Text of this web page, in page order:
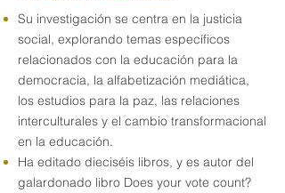
Su investigación se centra en la justicia
social, explorando temas específicos
relacionados con la educación para la
democracia, la alfabetización mediática,
los estudios para la paz, las relaciones
interculturales y el cambio transformacional
en la educación.
Ha editado dieciséis libros, y es autor del
galardonado libro Does your vote count?